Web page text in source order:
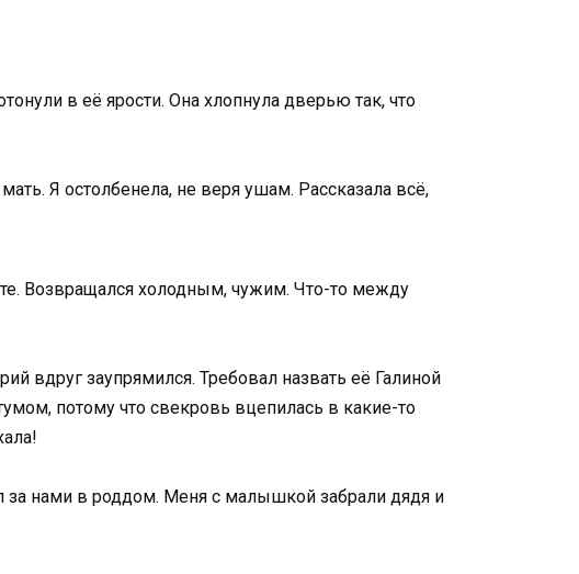
в её ярости. Она хлопнула дверью так, что
Я остолбенела, не веря ушам. Рассказала всё,
Возвращался холодным, чужим. Что-то между
вдруг заупрямился. Требовал назвать её Галиной
потому что свекровь вцепилась в какие-то
за нами в роддом. Меня с малышкой забрали дядя и